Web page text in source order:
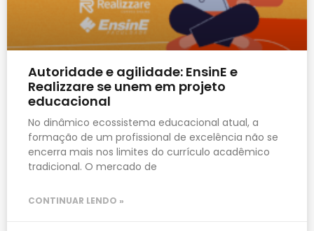
Autoridade e agilidade: EnsinE e
Realizzare se unem em projeto
educacional
No dinâmico ecossistema educacional atual, a
formação de um profissional de excelência não se
encerra mais nos limites do currículo acadêmico
tradicional. O mercado de
CONTINUAR LENDO »